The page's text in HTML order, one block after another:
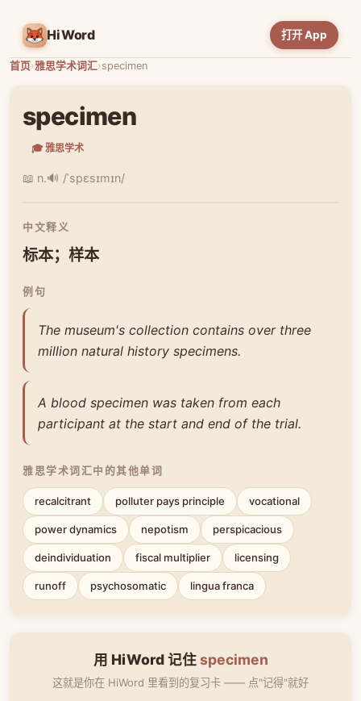
HiWord 打开 App
首页›雅思学术词汇›specimen
specimen
🎓 雅思学术
📖 n.🔊 /ˈspɛsɪmɪn/
中文释义
标本；样本
例句
The museum's collection contains over three
million natural history specimens.
A blood specimen was taken from each
participant at the start and end of the trial.
雅思学术词汇中的其他单词
recalcitrant polluter pays principle vocational
power dynamics nepotism perspicacious
deindividuation fiscal multiplier licensing
runoff psychosomatic lingua franca
用 HiWord 记住specimen
这就是你在 HiWord 里看到的复习卡 —— 点"记得"就好